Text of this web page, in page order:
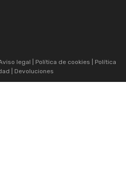
legal Política de cookies
Política
Devoluciones